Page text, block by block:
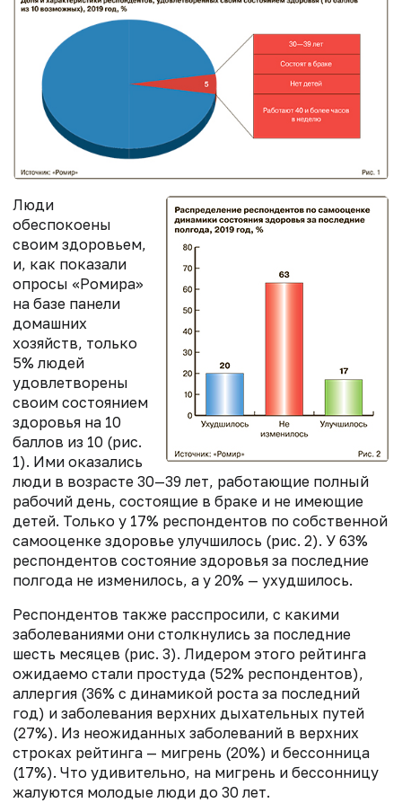
Люди
обеспокоены
своим здоровьем,
и, как показали
опросы «Ромира»
на базе панели
домашних
хозяйств, только
5% людей
удовлетворены
своим состоянием
здоровья на 10
баллов из 10 (рис.
1). Ими оказались
люди в возрасте 30—39 лет, работающие полный
рабочий день, состоящие в браке и не имеющие
детей. Только у 17% респондентов по собственной
самооценке здоровье улучшилось (рис. 2). У 63%
респондентов состояние здоровья за последние
полгода не изменилось, а у 20% — ухудшилось.
Респондентов также расспросили, с какими
заболеваниями они столкнулись за последние
шесть месяцев (рис. 3). Лидером этого рейтинга
ожидаемо стали простуда (52% респондентов),
аллергия (36% с динамикой роста за последний
год) и заболевания верхних дыхательных путей
(27%). Из неожиданных заболеваний в верхних
строках рейтинга — мигрень (20%) и бессонница
(17%). Что удивительно, на мигрень и бессонницу
жалуются молодые люди до 30 лет.